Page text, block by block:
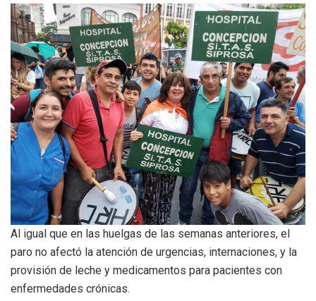
Al igual que en las huelgas de las semanas anteriores, el
paro no afectó la atención de urgencias, internaciones, y la
provisión de leche y medicamentos para pacientes con
enfermedades crónicas.